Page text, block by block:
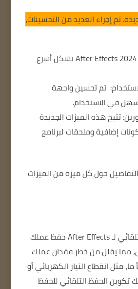
تم إجراء العديد من التحسينات،
يعمل After Effects 2024 بشكل أسرع
تم تحسين واجهة
في الاستخدام.
تتيح هذه الميزات الجديدة
إضافية وملحقات لبرنامج
حول كل ميزة من الميزات
تتيح ميزة الحفظ التلقائي لـ After Effects حفظ عملك
كل 10 دقائق، مما يقلل من خطر فقدان عملك
مثل انقطاع التيار الكهربائي أو
تكوين الحفظ التلقائي للحفظ